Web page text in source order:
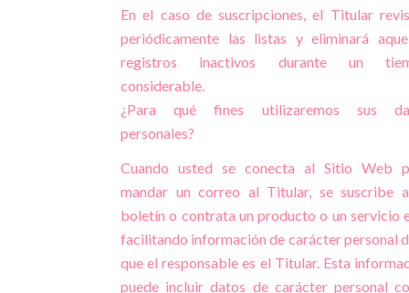
En el caso de suscripciones, el Titular
periódicamente las listas y eliminará
registros inactivos durante un
considerable.
¿Para qué fines utilizaremos sus
personales?
Cuando usted se conecta al Sitio Web
mandar un correo al Titular, se suscribe
boletín o contrata un producto o un servicio
facilitando información de carácter personal
que el responsable es el Titular. Esta
puede incluir datos de carácter personal